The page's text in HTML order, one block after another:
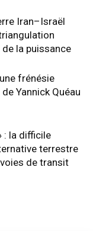
Iran–Israël
la puissance
frénésie
Yannick Quéau
: la difficile
terrestre
de transit